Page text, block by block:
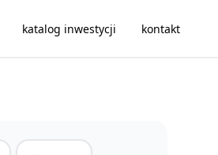
katalog inwestycji kontakt